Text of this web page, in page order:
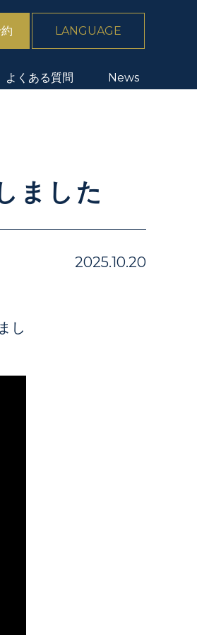
LANGUAGE
よくある質問 News
ました
2025.10.20
し